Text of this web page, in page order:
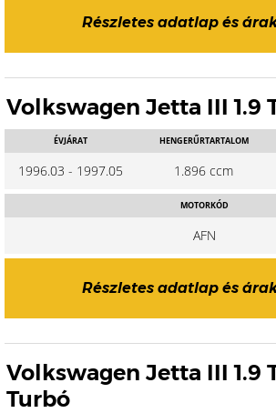
Részletes adatlap és
Volkswagen Jetta III 1.9
ÉVJÁRAT
1996.03 - 1997.05
HENGERŰRTARTALOM
1.896 ccm
MOTORKÓD
AFN
Részletes adatlap és
Volkswagen Jetta III 1.9
Turbó